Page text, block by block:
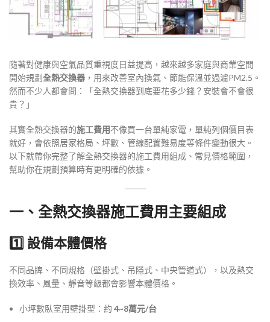
隨著對健康與空氣品質重視度日益提高，越來越多家庭與商業空間
開始規劃全熱交換器 ，用來改善室內換氣、節能保溫並過濾PM2.5。
然而不少人都會問：「全熱交換器到底要花多少錢？安裝會不會很
貴？」
其實全熱交換器的施工費用不像買一台單純家電，單純列個價目表
就好，會依照居家格局、坪數、管線配置難易度等條件變動很大。
以下就帶你完整了解全熱交換器的施工費用組成、常見價格範圍，
幫助你在規劃預算時有更明確的依據。
一、全熱交換器施工費用主要組成
1️⃣ 設備本體價格
不同品牌、不同規格（壁掛式、吊隱式、中央管道式），以及熱交
換效率、風量、靜音等級都會影響本體價格。
小坪數臥室用壁掛型：約 4~8萬元/台